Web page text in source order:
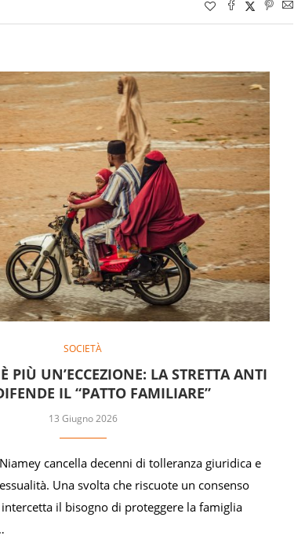
SOCIETÀ
PIÙ UN’ECCEZIONE: LA STRETTA ANTI
IL “PATTO FAMILIARE”
13 Giugno 2026
cancella decenni di tolleranza giuridica e
Una svolta che riscuote un consenso
il bisogno di proteggere la famiglia